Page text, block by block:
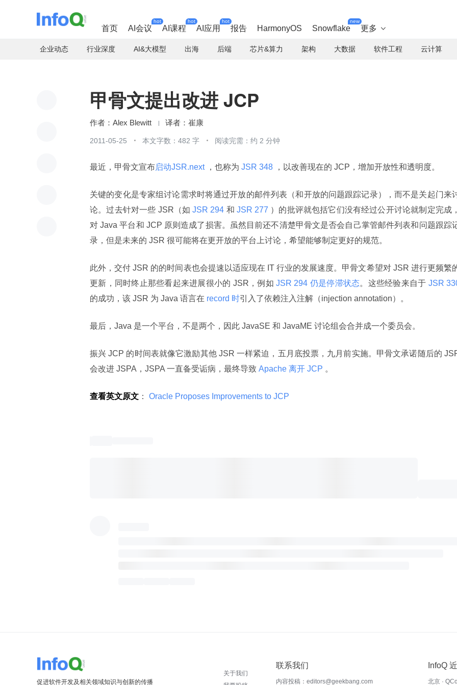
首页 AI会议
hot
AI课程
hot
AI应用
hot
报告 HarmonyOS Snowflake
new
更多 
企业动态 行业深度 AI&大模型 出海 后端 芯片&算力 架构 大数据 软件工程 云计算
甲骨文提出改进 JCP
Alex Blewitt 崔康
2011-05-25 本文字数：482 字 阅读完需：约 2 分钟
最近，甲骨文宣布启动JSR.next ，也称为 JSR 348 ，以改善现在的 JCP，增加开放性和透明度。
关键的变化是专家组讨论需求时将通过开放的邮件列表（和开放的问题跟踪记录），而不是关起门来
论。过去针对一些 JSR（如 JSR 294 和 JSR 277 ）的批评就包括它们没有经过公开讨论就制定完成，
对 Java 平台和 JCP 原则造成了损害。虽然目前还不清楚甲骨文是否会自己掌管邮件列表和问题跟踪
录，但是未来的 JSR 很可能将在更开放的平台上讨论，希望能够制定更好的规范。
此外，交付 JSR 的的时间表也会提速以适应现在 IT 行业的发展速度。甲骨文希望对 JSR 进行更频繁
更新，同时终止那些看起来进展很小的 JSR，例如 JSR 294 仍是停滞状态。这些经验来自于
的成功，该 JSR 为 Java 语言在 record 时引入了依赖注入注解（injection annotation）。
最后，Java 是一个平台，不是两个，因此 JavaSE 和 JavaME 讨论组会合并成一个委员会。
振兴 JCP 的时间表就像它激励其他 JSR 一样紧迫，五月底投票，九月前实施。甲骨文承诺随后的
会改进 JSPA，JSPA 一直备受诟病，最终导致 Apache 离开 JCP 。
查看英文原文 ： Oracle Proposes Improvements to JCP
促进软件开发及相关领域知识与创新的传播
关于我们
联系我们
内容投稿：editors@geekbang.com
InfoQ
北京 ·